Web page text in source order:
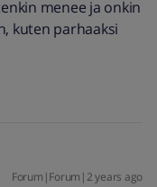
menee ja onkin
kuten parhaaksi
Forum|Forum|2 years ago